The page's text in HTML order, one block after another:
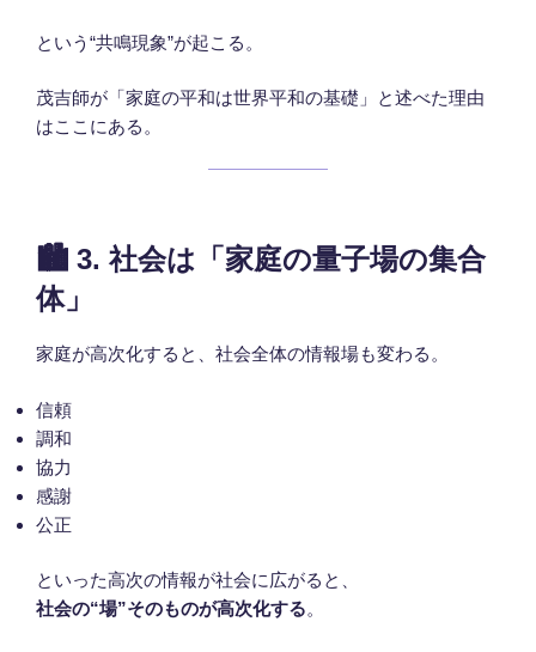
という“共鳴現象”が起こる。
茂吉師が「家庭の平和は世界平和の基礎」と述べた理由
はここにある。
🏙 3. 社会は「家庭の量子場の集合
体」
家庭が高次化すると、社会全体の情報場も変わる。
信頼
調和
協力
感謝
公正
といった高次の情報が社会に広がると、
社会の“場”そのものが高次化する。